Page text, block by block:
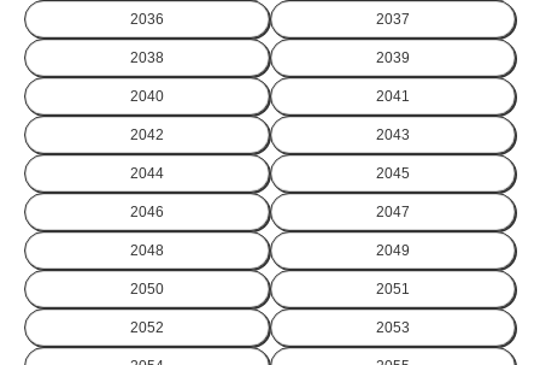
2036 2037
2038 2039
2040 2041
2042 2043
2044 2045
2046 2047
2048 2049
2050 2051
2052 2053